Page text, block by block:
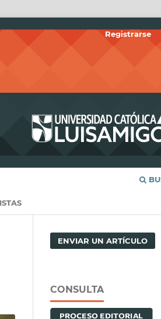
Registrarse
ENVIAR UN ARTÍCULO
CONSULTA